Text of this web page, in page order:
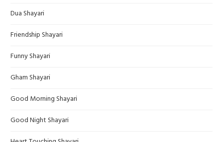
Dua Shayari
Friendship Shayari
Funny Shayari
Gham Shayari
Good Morning Shayari
Good Night Shayari